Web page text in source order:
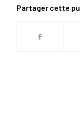
Partager cette